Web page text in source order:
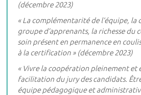
(décembre 2023)
« La complémentarité de l’équipe, la
groupe d’apprenants, la richesse du
soin présent en permanence en
à la certification » (décembre 2023)
« Vivre la coopération pleinement et
facilitation du jury des candidats.
équipe pédagogique et